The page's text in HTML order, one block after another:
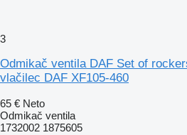
3
Odmikač ventila DAF Set of
vlačilec DAF XF105-460
65 € Neto
Odmikač ventila
1732002 1875605